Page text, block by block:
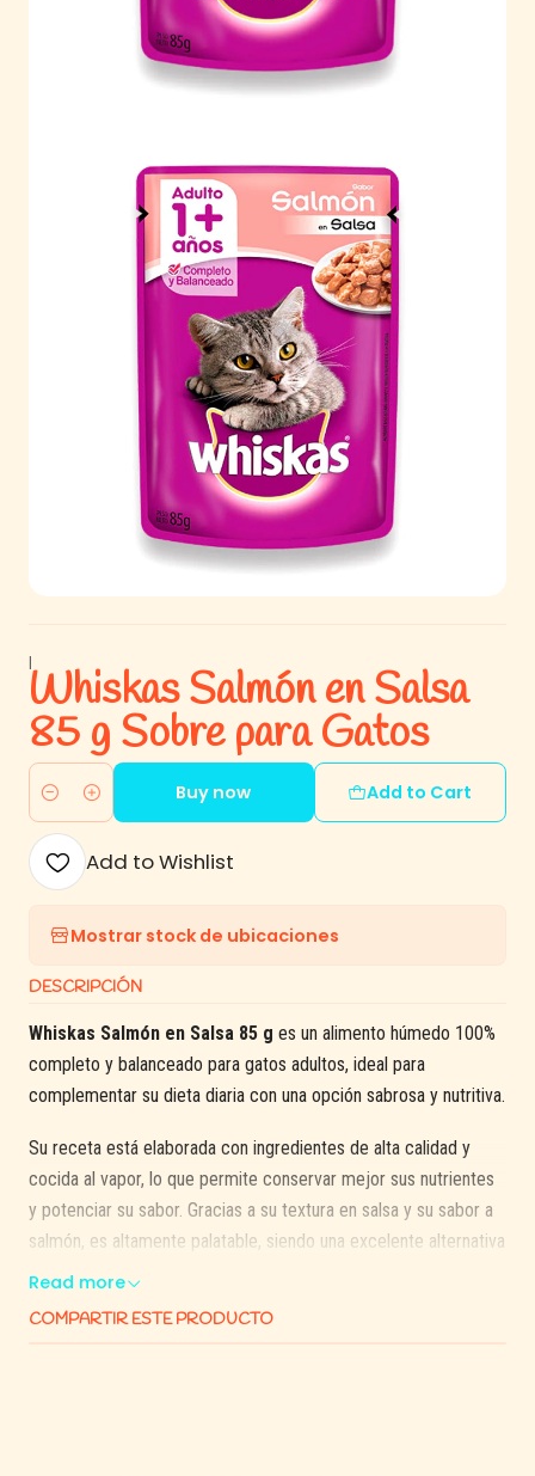
|
Whiskas Salmón en Salsa
85 g Sobre para Gatos
Quantity
Add to Cart
Buy now
Add to Wishlist
Mostrar stock de ubicaciones
DESCRIPCIÓN
Whiskas Salmón en Salsa 85 g es un alimento húmedo 100%
completo y balanceado para gatos adultos, ideal para
complementar su dieta diaria con una opción sabrosa y nutritiva.
Su receta está elaborada con ingredientes de alta calidad y
cocida al vapor, lo que permite conservar mejor sus nutrientes
y potenciar su sabor. Gracias a su textura en salsa y su sabor a
salmón, es altamente palatable, siendo una excelente alternativa
para gatos exigentes o con bajo apetito.
Además, contribuye a la hidratación diaria y apoya la salud del
Read more
COMPARTIR ESTE PRODUCTO